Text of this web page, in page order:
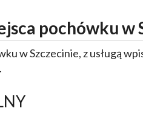
pochówku w
w Szczecinie, z usługą